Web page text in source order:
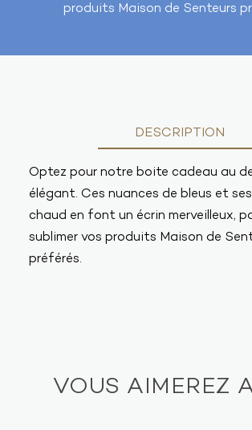
produits Maison de Senteurs
DESCRIPTION
Optez pour notre boite cadeau au
élégant. Ces nuances de bleus et
chaud en font un écrin merveilleux,
sublimer vos produits Maison de
préférés.
VOUS AIMEREZ